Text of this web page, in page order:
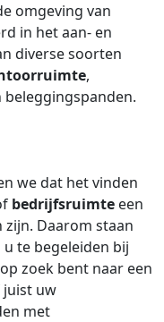
omgeving van
in het aan- en
diverse soorten
,
beleggingspanden.
we dat het vinden
bedrijfsruimte een
Daarom staan
te begeleiden bij
zoek bent naar een
juist uw
met